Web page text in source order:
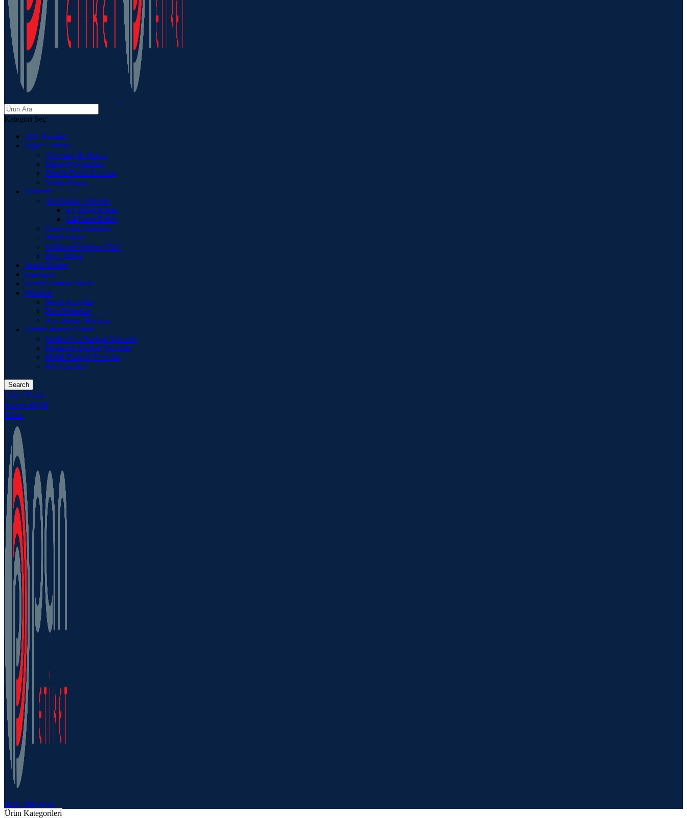
Kategori Seç
Atık Kutuları
Diğer Ürünler
Aksesuar & Aparat
Etiket Programları
Termal Baskı Kafaları
Yedek Parça
Etiketler
A4 Tabaka Etiketler
A4 İnkjet Etiket
A4 Lazer Etiket
Cinse Göre Etiketler
İnkjet Etiket
Kullanım Alanına Göre
Rulo Etiket
Japon Akmaz
Kartuşlar
Renkli Barkod Yazıcı
Ribonlar
Resin Ribonlar
Wax Ribonlar
Wax-Resin Ribonlar
Termal Barkod Yazıcı
Endüstriyel Barkod Yazıcılar
Masaüstü Barkod Yazıcılar
Mobil Barkod Yazıcılar
Pos Yazıcılar
Search
Giriş / Kayıt
0 items ₺0,00
Menu
0216 399 5858
Ürün Kategorileri